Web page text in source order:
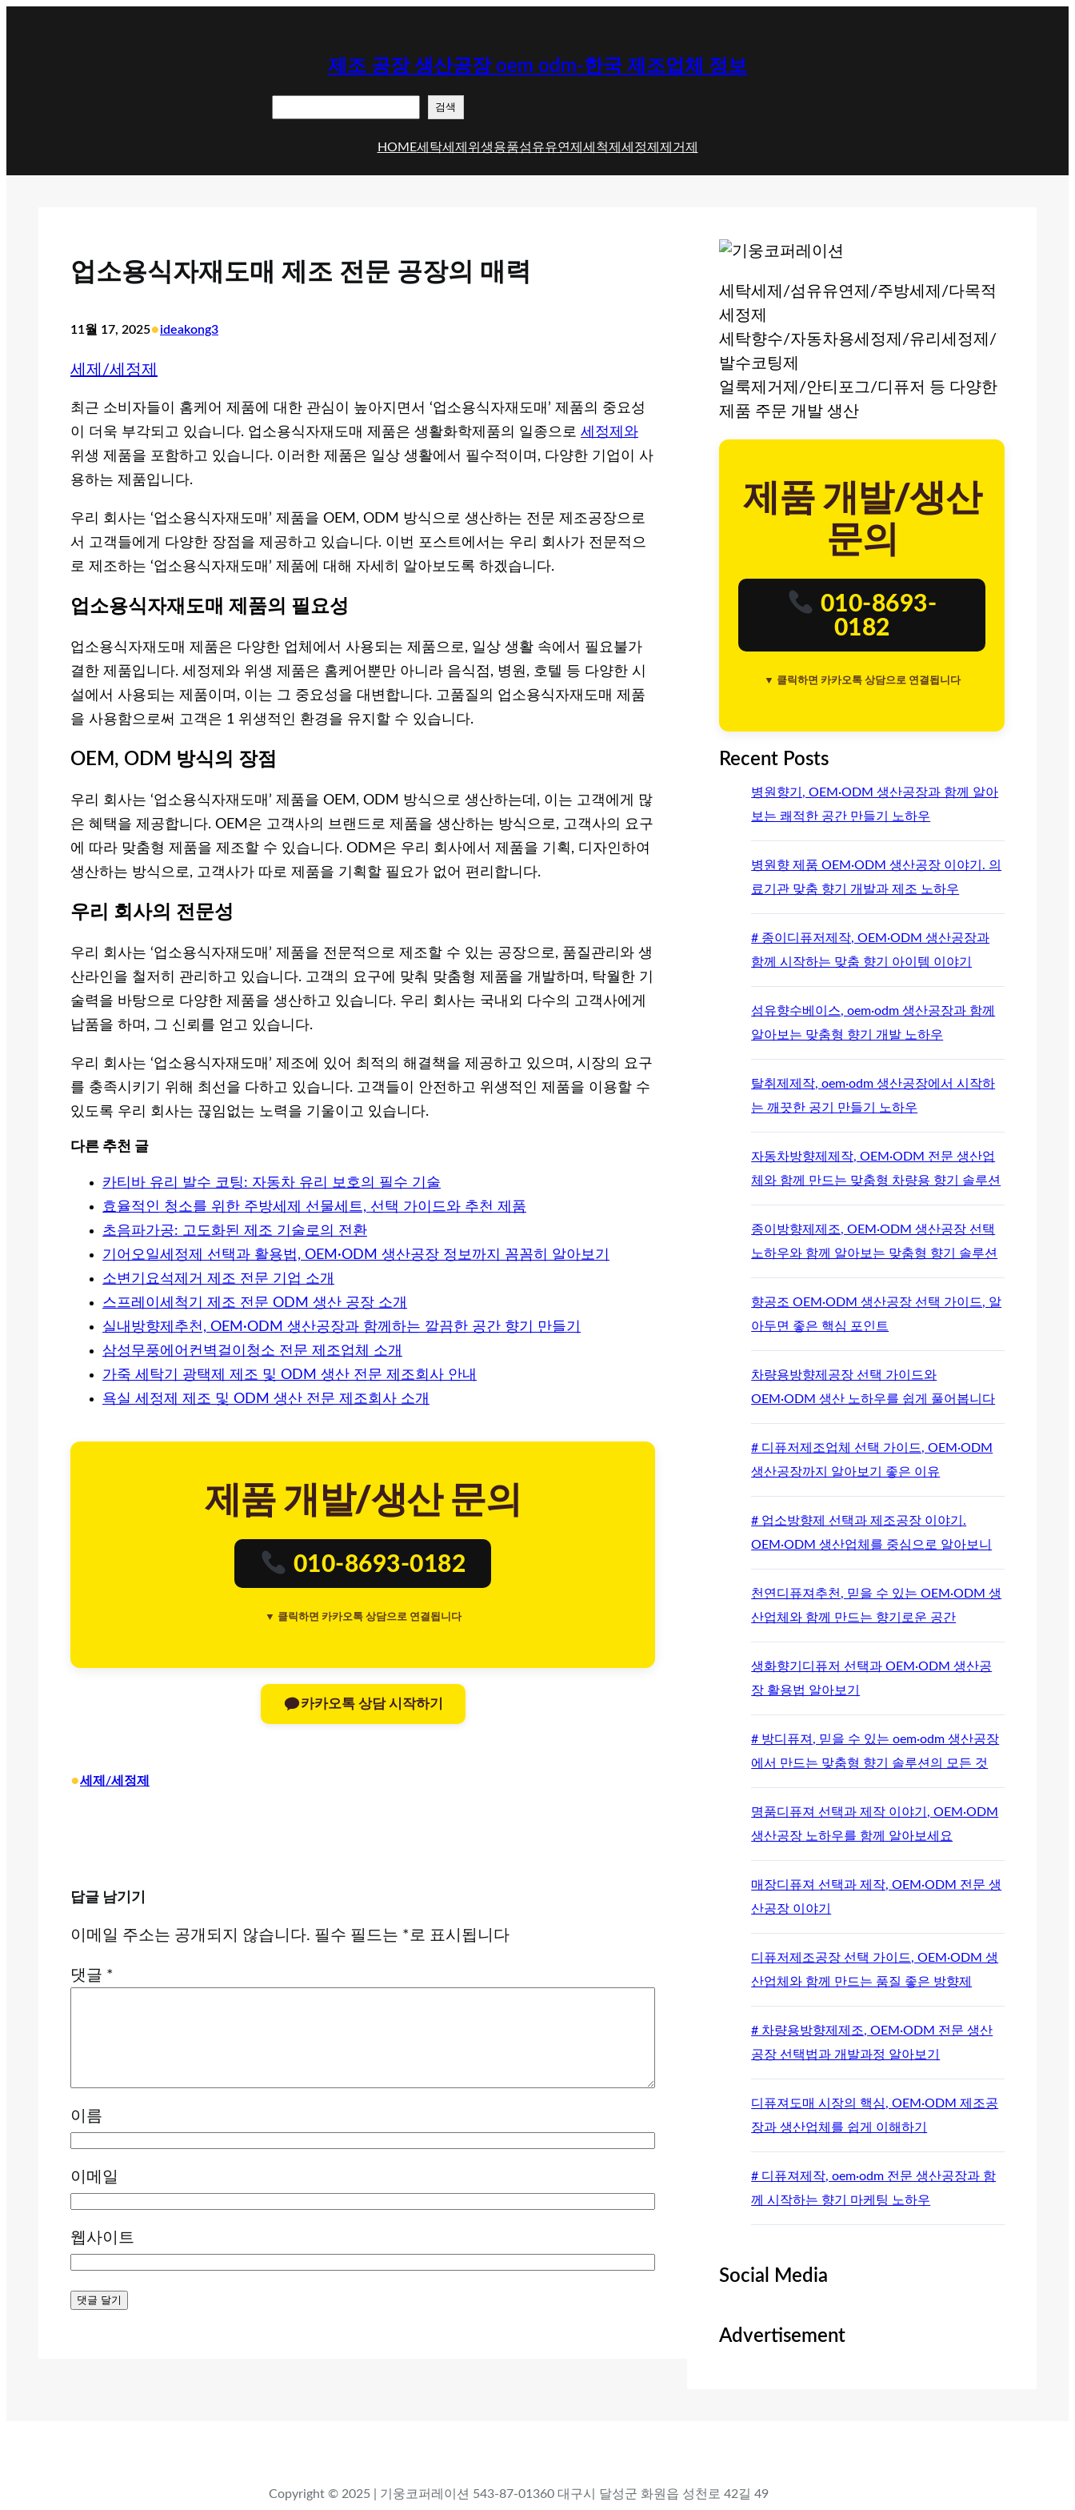
제조 공장 생산공장 oem odm-한국 제조업체 정보
검색
HOME세탁세제 위생용품섬유유연제 세척제 세정제 제거제
업소용식자재도매 제조 전문 공장의 매력
11월 17, 2025•ideakong3
세제/세정제
최근 소비자들이 홈케어 제품에 대한 관심이 높아지면서 ‘업소용식자재도매’ 제품의 중요성
이 더욱 부각되고 있습니다. 업소용식자재도매 제품은 생활화학제품의 일종으로 세정제와
위생 제품을 포함하고 있습니다. 이러한 제품은 일상 생활에서 필수적이며, 다양한 기업이 사
용하는 제품입니다.
우리 회사는 ‘업소용식자재도매’ 제품을 OEM, ODM 방식으로 생산하는 전문 제조공장으로
서 고객들에게 다양한 장점을 제공하고 있습니다. 이번 포스트에서는 우리 회사가 전문적으
로 제조하는 ‘업소용식자재도매’ 제품에 대해 자세히 알아보도록 하겠습니다.
업소용식자재도매 제품의 필요성
업소용식자재도매 제품은 다양한 업체에서 사용되는 제품으로, 일상 생활 속에서 필요불가
결한 제품입니다. 세정제와 위생 제품은 홈케어뿐만 아니라 음식점, 병원, 호텔 등 다양한 시
설에서 사용되는 제품이며, 이는 그 중요성을 대변합니다. 고품질의 업소용식자재도매 제품
을 사용함으로써 고객은 1 위생적인 환경을 유지할 수 있습니다.
OEM, ODM 방식의 장점
우리 회사는 ‘업소용식자재도매’ 제품을 OEM, ODM 방식으로 생산하는데, 이는 고객에게 많
은 혜택을 제공합니다. OEM은 고객사의 브랜드로 제품을 생산하는 방식으로, 고객사의 요구
에 따라 맞춤형 제품을 제조할 수 있습니다. ODM은 우리 회사에서 제품을 기획, 디자인하여
생산하는 방식으로, 고객사가 따로 제품을 기획할 필요가 없어 편리합니다.
우리 회사의 전문성
우리 회사는 ‘업소용식자재도매’ 제품을 전문적으로 제조할 수 있는 공장으로, 품질관리와 생
산라인을 철저히 관리하고 있습니다. 고객의 요구에 맞춰 맞춤형 제품을 개발하며, 탁월한 기
술력을 바탕으로 다양한 제품을 생산하고 있습니다. 우리 회사는 국내외 다수의 고객사에게
납품을 하며, 그 신뢰를 얻고 있습니다.
우리 회사는 ‘업소용식자재도매’ 제조에 있어 최적의 해결책을 제공하고 있으며, 시장의 요구
를 충족시키기 위해 최선을 다하고 있습니다. 고객들이 안전하고 위생적인 제품을 이용할 수
있도록 우리 회사는 끊임없는 노력을 기울이고 있습니다.
다른 추천 글
카티바 유리 발수 코팅: 자동차 유리 보호의 필수 기술
효율적인 청소를 위한 주방세제 선물세트, 선택 가이드와 추천 제품
초음파가공: 고도화된 제조 기술로의 전환
기어오일세정제 선택과 활용법, OEM·ODM 생산공장 정보까지 꼼꼼히 알아보기
소변기요석제거 제조 전문 기업 소개
스프레이세척기 제조 전문 ODM 생산 공장 소개
실내방향제추천, OEM·ODM 생산공장과 함께하는 깔끔한 공간 향기 만들기
삼성무풍에어컨벽걸이청소 전문 제조업체 소개
가죽 세탁기 광택제 제조 및 ODM 생산 전문 제조회사 안내
욕실 세정제 제조 및 ODM 생산 전문 제조회사 소개
제품 개발/생산 문의
010-8693-0182
▼ 클릭하면 카카오톡 상담으로 연결됩니다
카카오톡 상담 시작하기
•세제/세정제
답글 남기기
이메일 주소는 공개되지 않습니다. 필수 필드는 * 로 표시됩니다
댓글 *
이름
이메일
웹사이트
세탁세제/섬유유연제/주방세제/다목적
세정제
세탁향수/자동차용세정제/유리세정제/
발수코팅제
얼룩제거제/안티포그/디퓨저 등 다양한
제품 주문 개발 생산
제품 개발/생산
문의
010-8693-
0182
▼ 클릭하면 카카오톡 상담으로 연결됩니다
Recent Posts
병원향기, OEM·ODM 생산공장과 함께 알아
보는 쾌적한 공간 만들기 노하우
병원향 제품 OEM·ODM 생산공장 이야기. 의
료기관 맞춤 향기 개발과 제조 노하우
# 종이디퓨저제작, OEM·ODM 생산공장과
함께 시작하는 맞춤 향기 아이템 이야기
섬유향수베이스, oem·odm 생산공장과 함께
알아보는 맞춤형 향기 개발 노하우
탈취제제작, oem·odm 생산공장에서 시작하
는 깨끗한 공기 만들기 노하우
자동차방향제제작, OEM·ODM 전문 생산업
체와 함께 만드는 맞춤형 차량용 향기 솔루션
종이방향제제조, OEM·ODM 생산공장 선택
노하우와 함께 알아보는 맞춤형 향기 솔루션
향공조 OEM·ODM 생산공장 선택 가이드, 알
아두면 좋은 핵심 포인트
차량용방향제공장 선택 가이드와
OEM·ODM 생산 노하우를 쉽게 풀어봅니다
# 디퓨저제조업체 선택 가이드, OEM·ODM
생산공장까지 알아보기 좋은 이유
# 업소방향제 선택과 제조공장 이야기.
OEM·ODM 생산업체를 중심으로 알아보니
천연디퓨져추천, 믿을 수 있는 OEM·ODM 생
산업체와 함께 만드는 향기로운 공간
생화향기디퓨저 선택과 OEM·ODM 생산공
장 활용법 알아보기
# 방디퓨져, 믿을 수 있는 oem·odm 생산공장
에서 만드는 맞춤형 향기 솔루션의 모든 것
명품디퓨져 선택과 제작 이야기, OEM·ODM
생산공장 노하우를 함께 알아보세요
매장디퓨져 선택과 제작, OEM·ODM 전문 생
산공장 이야기
디퓨저제조공장 선택 가이드, OEM·ODM 생
산업체와 함께 만드는 품질 좋은 방향제
# 차량용방향제제조, OEM·ODM 전문 생산
공장 선택법과 개발과정 알아보기
디퓨져도매 시장의 핵심, OEM·ODM 제조공
장과 생산업체를 쉽게 이해하기
# 디퓨져제작, oem·odm 전문 생산공장과 함
께 시작하는 향기 마케팅 노하우
Social Media
Advertisement
Copyright © 2025 | 기웅코퍼레이션 543-87-01360 대구시 달성군 화원읍 성천로 42길 49